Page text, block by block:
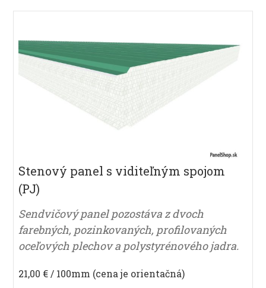
Stenový panel s viditeľným spojom
(PJ)
Sendvičový panel pozostáva z dvoch
farebných, pozinkovaných, profilovaných
oceľových plechov a polystyrénového jadra.
21,00 € / 100mm (cena je orientačná)